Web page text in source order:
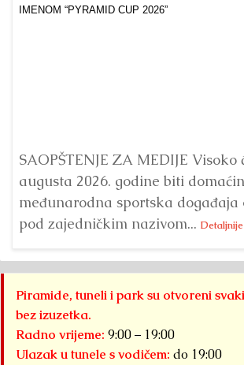
SAOPŠTENJE ZA MEDIJE Visoko
augusta 2026. godine biti
međunarodna sportska
pod zajedničkim nazivom... Detaljnije
Piramide, tuneli i park su otvoreni
bez izuzetka.
Radno vrijeme: 9:00 – 19:00
Ulazak u tunele s vodičem: do 19:00